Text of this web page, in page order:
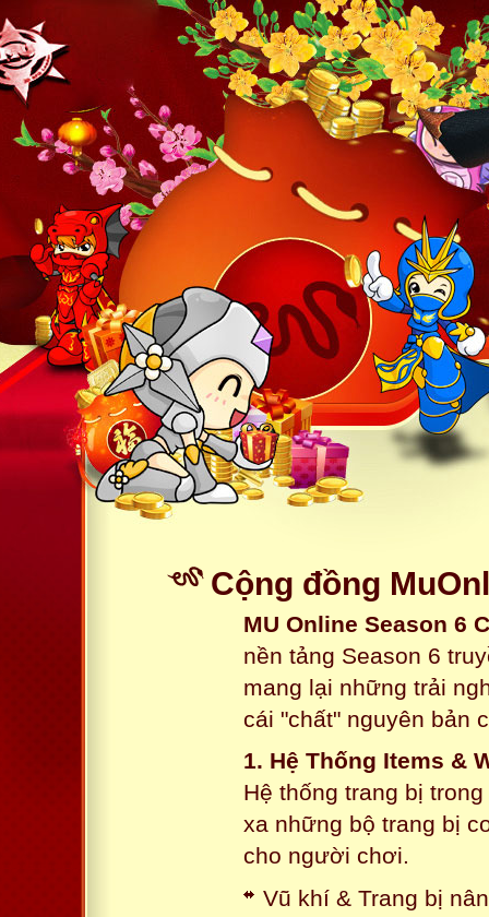
Cộng đồng
MU Online Season 6
nền tảng Season 6
mang lại những trải
cái "chất" nguyên bản
1. Hệ Thống Items &
Hệ thống trang bị
xa những bộ trang bị
cho người chơi.
Vũ khí & Trang bị